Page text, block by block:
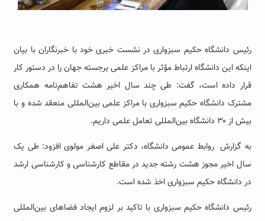
رئیس دانشگاه حکیم سبزواری در نشست خبری خود با خبرنگاران با بیان
اینکه این دانشگاه ارتباط مؤثر با مراکز علمی برجسته جهان را در دستور کار
قرار داده است، گفت: طی چند سال اخیر هشت تفاهم‌نامه همکاری
مشترک دانشگاه حکیم سبزواری با مراکز علمی بین‌المللی منعقد شده و با
بیش از ۳۰ دانشگاه بین‌المللی تعامل علمی داریم.
به گزارش روابط عمومی دانشگاه، دکتر علی اصغر مولوی افزود: طی یک
سال اخیر مجوز هشت رشته جدید در مقاطع کارشناسی و کارشناسی ارشد
در دانشگاه حکیم سبزواری اخذ شده است.
رئیس دانشگاه حکیم سبزواری با تاکید بر لزوم ایجاد فضاهای بین‌المللی